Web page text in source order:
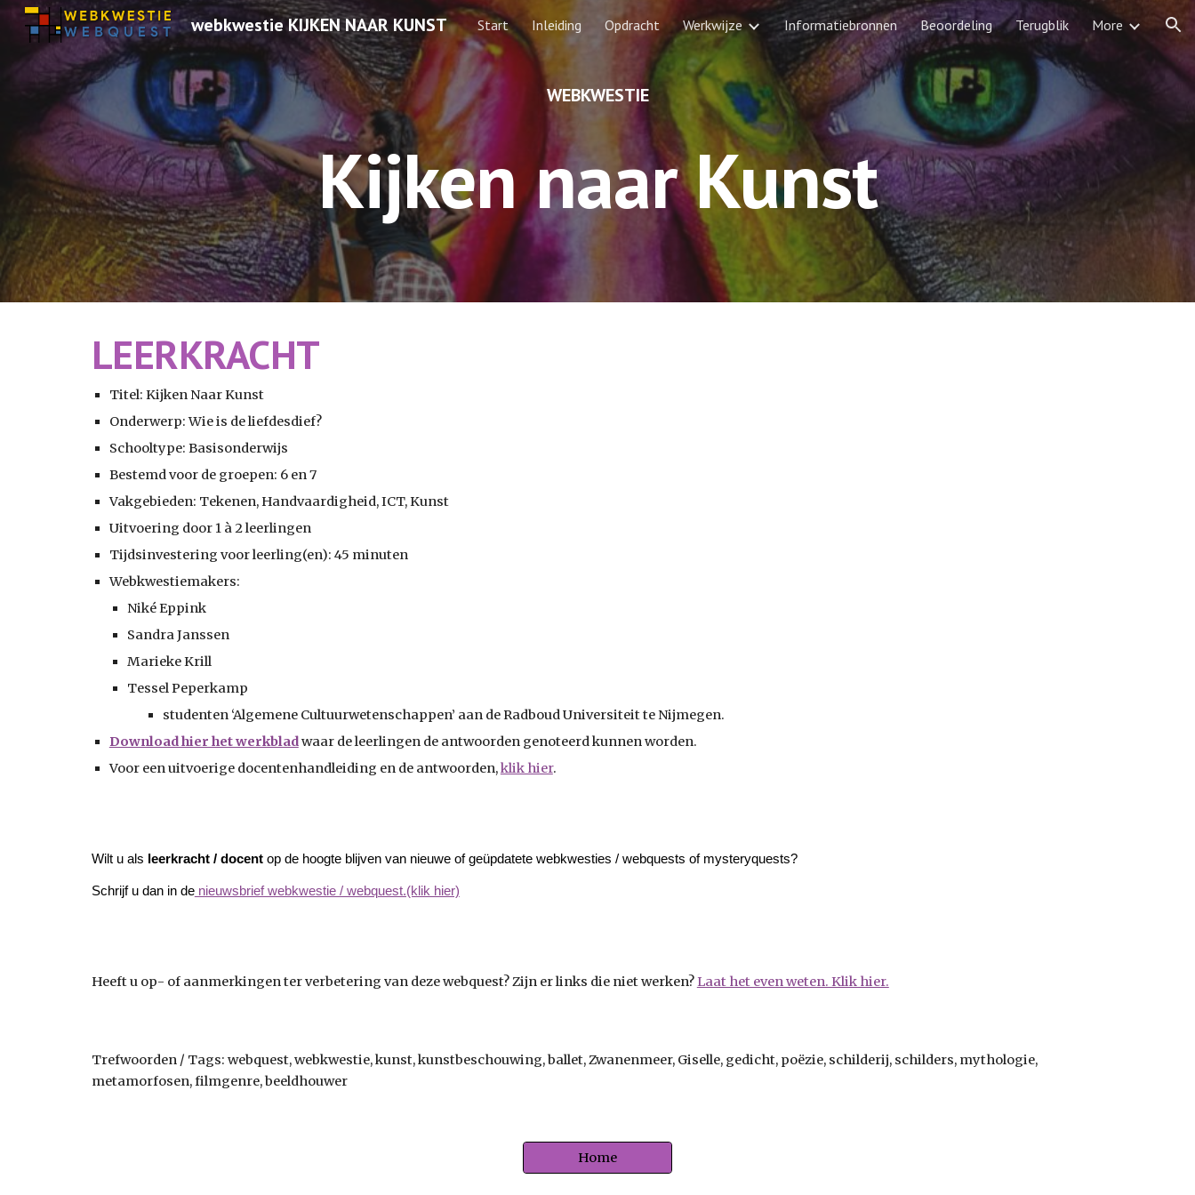
Skip to main content Skip to navigation
webkwestie KIJKEN NAAR KUNST Start Inleiding Opdracht Werkwijze Informatiebronnen Beoordeling Terugblik More
WEBKWESTIE
Kijken naar Kunst
LEERKRACHT
Titel: Kijken Naar Kunst
Onderwerp: Wie is de liefdesdief?
Schooltype: Basisonderwijs
Bestemd voor de groepen: 6 en 7
Vakgebieden: Tekenen, Handvaardigheid, ICT, Kunst
Uitvoering door 1 à 2 leerlingen
Tijdsinvestering voor leerling(en): 45 minuten
Webkwestiemakers:
Niké Eppink
Sandra Janssen
Marieke Krill
Tessel Peperkamp
studenten ‘Algemene Cultuurwetenschappen’ aan de Radboud Universiteit te Nijmegen.
Download hier het werkbladwaar de leerlingen de antwoorden genoteerd kunnen worden.
Voor een uitvoerige docentenhandleiding en de antwoorden,klik hier.
Wilt u als leerkracht / docent op de hoogte blijven van nieuwe of geüpdatete webkwesties / webquests of mysteryquests?
Schrijf u dan in denieuwsbrief webkwestie / webquest.(klik hier)
Heeft u op- of aanmerkingen ter verbetering van deze webquest? Zijn er links die niet werken?Laat het even weten. Klik hier.
Trefwoorden / Tags: webquest, webkwestie, kunst, kunstbeschouwing, ballet, Zwanenmeer, Giselle, gedicht, poëzie, schilderij, schilders, mythologie,
metamorfosen, filmgenre, beeldhouwer
Home